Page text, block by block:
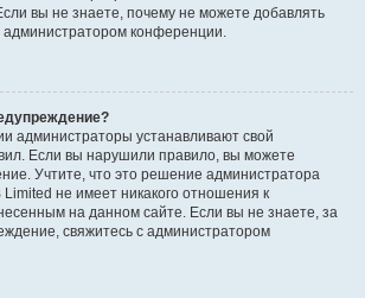
вы не знаете, почему не можете добавлять
администратором конференции.
администраторы устанавливают свой
Если вы нарушили правило, вы можете
Учтите, что это решение администратора
не имеет никакого отношения к
на данном сайте. Если вы не знаете, за
свяжитесь с администратором